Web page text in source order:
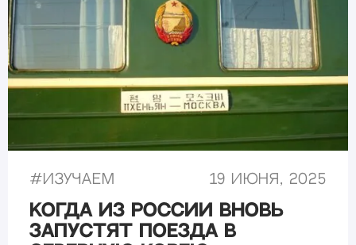
#Изучаем 19 июня, 2025
Когда из России вновь
запустят поезда в